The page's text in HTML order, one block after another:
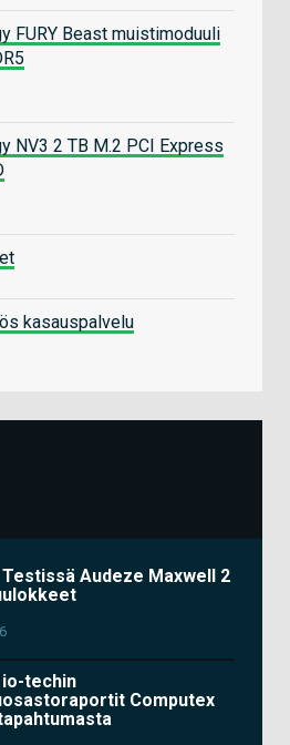
FURY Beast muistimoduuli
NV3 2 TB M.2 PCI Express
kasauspalvelu
Audeze Maxwell 2
io-techin
Computex